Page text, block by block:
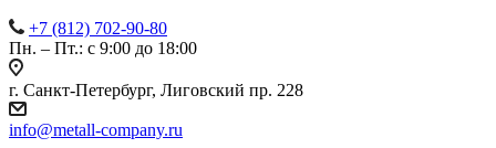
+7 (812) 702-90-80
Пн. – Пт.: с 9:00 до 18:00
г. Санкт-Петербург, Лиговский пр. 228
info@metall-company.ru